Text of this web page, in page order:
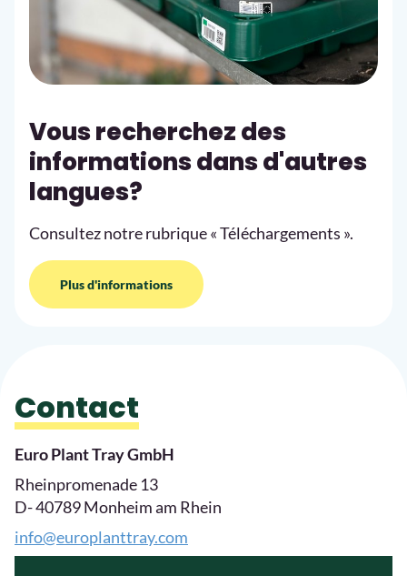
Vous recherchez des
informations dans d'autres
langues?
Consultez notre rubrique « Téléchargements ».
Plus d'informations
Contact
Euro Plant Tray GmbH
Rheinpromenade 13
D- 40789 Monheim am Rhein
info@europlanttray.com